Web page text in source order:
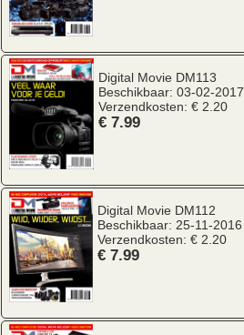
Digital Movie DM113
Beschikbaar: 03-02-2017
Verzendkosten: € 2.20
€ 7.99
Digital Movie DM112
Beschikbaar: 25-11-2016
Verzendkosten: € 2.20
€ 7.99